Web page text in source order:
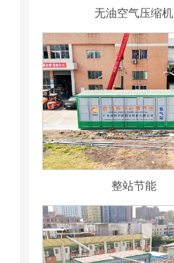
无油空气压缩机
整站节能